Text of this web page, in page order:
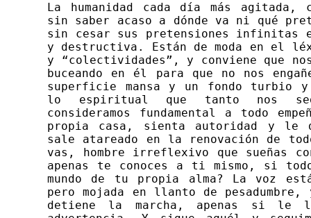
La humanidad cada día más agitada,
sin saber acaso a dónde va ni qué
sin cesar sus pretensiones infinitas
y destructiva. Están de moda en el
y “colectividades”, y conviene que nos
buceando en él para que no nos
superficie mansa y un fondo turbio y
lo espiritual que tanto nos
consideramos fundamental a todo
propia casa, sienta autoridad y le
sale atareado en la renovación de
vas, hombre irreflexivo que sueñas
apenas te conoces a ti mismo, si
mundo de tu propia alma? La voz
pero mojada en llanto de
detiene la marcha, apenas si le